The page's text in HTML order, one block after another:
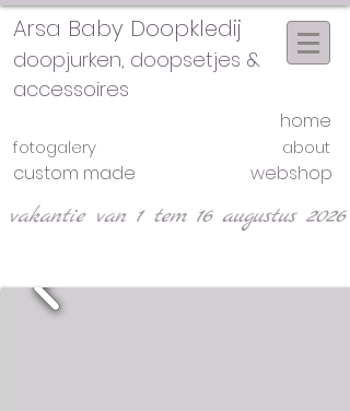
Arsa Baby Doopkledij
doopjurken, doopsetjes &
accessoires
home
fotogalery
custom made
about
webshop
vakantie van 1 tem 16 augustus 2026